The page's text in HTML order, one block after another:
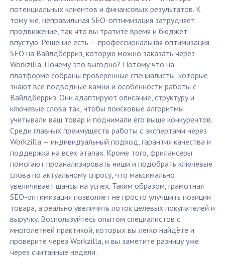
потенциальных клиентов и финансовых результатов. К
тому же, неправильная SEO-оптимизация затрудняет
продвижение, так что вы тратите время и бюджет
впустую. Решение есть — профессиональная оптимизация
SEO на Вайлдберриз, которую можно заказать через
Workzilla. Почему это выгодно? Потому что на
платформе собраны проверенные специалисты, которые
знают все подводные камни и особенности работы с
Вайлдберриз. Они адаптируют описание, структуру и
ключевые слова так, чтобы поисковые алгоритмы
учитывали ваш товар и поднимали его выше конкурентов.
Среди главных преимуществ работы с экспертами через
Workzilla — индивидуальный подход, гарантия качества и
поддержка на всех этапах. Кроме того, фрилансеры
помогают проанализировать ниши и подобрать ключевые
слова по актуальному спросу, что максимально
увеличивает шансы на успех. Таким образом, грамотная
SEO-оптимизация позволяет не просто улучшить позиции
товара, а реально увеличить поток целевых покупателей и
выручку. Воспользуйтесь опытом специалистов с
многолетней практикой, которых вы легко найдёте и
проверите через Workzilla, и вы заметите разницу уже
через считанные недели.